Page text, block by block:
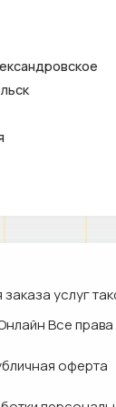
Все
оферта